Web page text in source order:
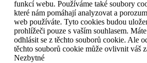
funkcí webu. Používáme také soubory
které nám pomáhají analyzovat a
web používáte. Tyto cookies budou
prohlížeči pouze s vaším souhlasem.
odhlásit se z těchto souborů cookie. Ale
těchto souborů cookie může ovlivnit váš
Nezbytné